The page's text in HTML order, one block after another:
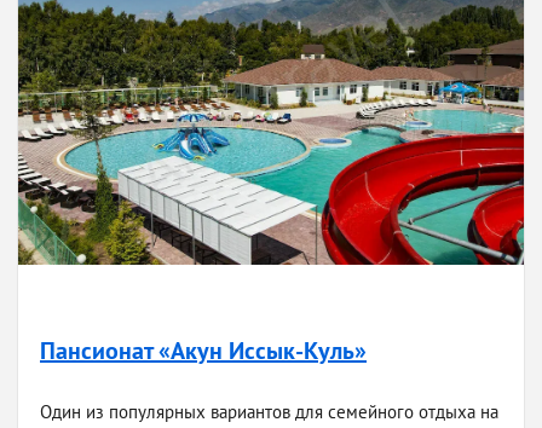
Пансионат «Акун Иссык-Куль»
Один из популярных вариантов для семейного отдыха на